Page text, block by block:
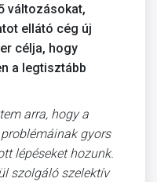
változásokat,
ellátó cég új
célja, hogy
a legtisztább
arra, hogy a
gyors
lépéseket hozunk.
szolgáló szelektív